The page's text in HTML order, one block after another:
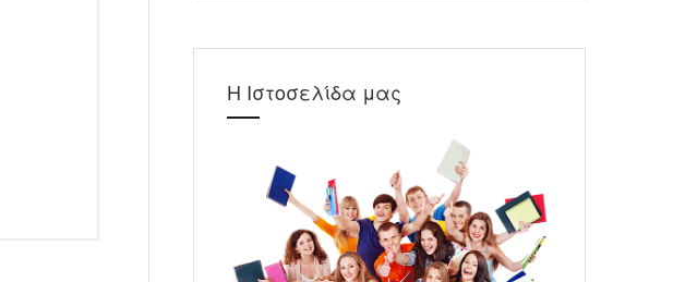
Η Ιστοσελίδα μας